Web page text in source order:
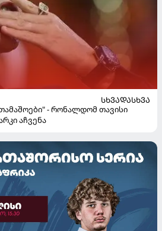
ᲡᲮᲕᲐᲓᲐᲡᲮᲕᲐ
- რონალდომ თავისი
აჩვენა